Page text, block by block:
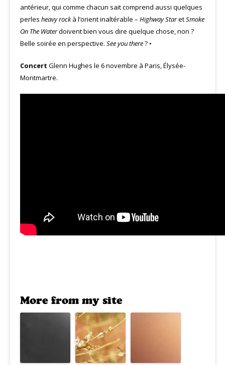
antérieur, qui comme chacun sait comprend aussi quelques
perles heavy rockà l’orient inaltérable – Highway StaretSmoke
On The Waterdoivent bien vous dire quelque chose, non ?
Belle soirée en perspective. See you there? •
Concert Glenn Hughes le 6 novembre à Paris, Élysée-
Montmartre.
More from my site